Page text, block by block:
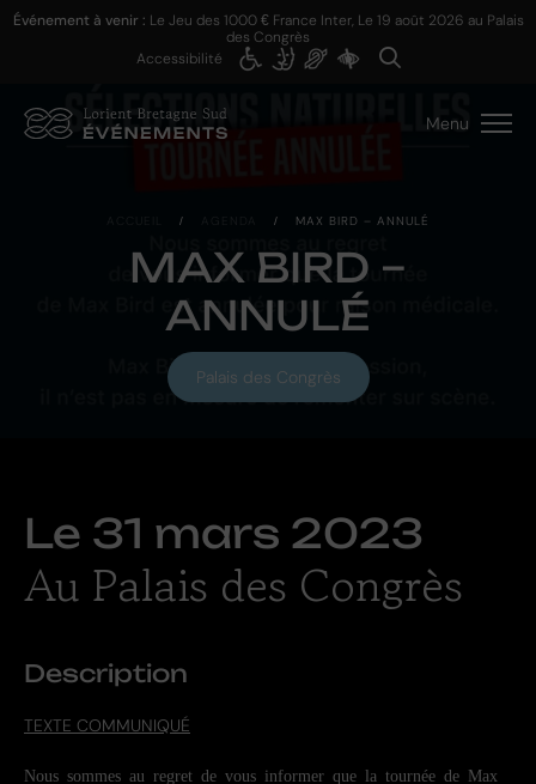
Événement à venir : Le Jeu des 1000 € France Inter, Le 19 août 2026 au Palais
des Congrès
Accessibilité
Menu
MAX BIRD –
ANNULÉ
/ / MAX BIRD – ANNULÉ
Palais des Congrès
Le 31 mars 2023
Au Palais des Congrès
Description
TEXTE COMMUNIQUÉ
Nous sommes au regret de vous informer que la tournée de Max